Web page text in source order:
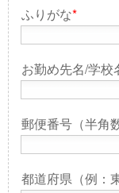
ふりがな*
お勤め先名/学校
郵便番号（半角
都道府県（例：